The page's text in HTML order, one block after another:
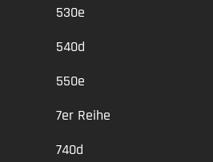
530e
540d
550e
7er Reihe
740d